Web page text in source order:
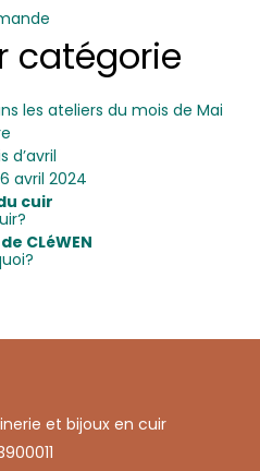
catégorie
les ateliers du mois de Mai
d’avril
avril 2024
cuir
CLéWEN
et bijoux en cuir